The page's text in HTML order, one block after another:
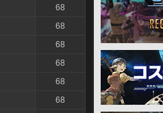
68
68
68
68
68
68